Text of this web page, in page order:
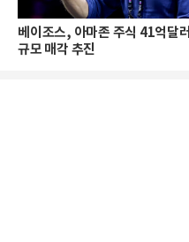
베이조스, 아마존 주식 41억달러
규모 매각 추진